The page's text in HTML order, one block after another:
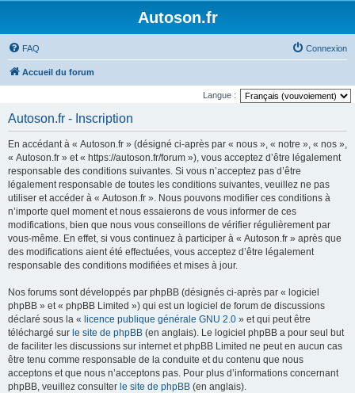
Autoson.fr
FAQ Connexion
Accueil du forum
Langue :
Autoson.fr - Inscription
En accédant à « Autoson.fr » (désigné ci-après par « nous », « notre », « nos »,
« Autoson.fr » et « https://autoson.fr/forum »), vous acceptez d’être légalement
responsable des conditions suivantes. Si vous n’acceptez pas d’être
légalement responsable de toutes les conditions suivantes, veuillez ne pas
utiliser et accéder à « Autoson.fr ». Nous pouvons modifier ces conditions à
n’importe quel moment et nous essaierons de vous informer de ces
modifications, bien que nous vous conseillons de vérifier régulièrement par
vous-même. En effet, si vous continuez à participer à « Autoson.fr » après que
des modifications aient été effectuées, vous acceptez d’être légalement
responsable des conditions modifiées et mises à jour.
Nos forums sont développés par phpBB (désignés ci-après par « logiciel
phpBB » et « phpBB Limited ») qui est un logiciel de forum de discussions
déclaré sous la « licence publique générale GNU 2.0 » et qui peut être
téléchargé sur le site de phpBB (en anglais). Le logiciel phpBB a pour seul but
de faciliter les discussions sur internet et phpBB Limited ne peut en aucun cas
être tenu comme responsable de la conduite et du contenu que nous
acceptons et que nous n’acceptons pas. Pour plus d’informations concernant
phpBB, veuillez consulter le site de phpBB (en anglais).